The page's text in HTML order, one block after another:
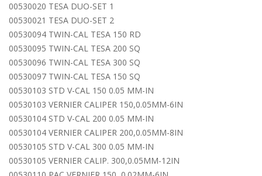
00530020 TESA DUO-SET 1
00530021 TESA DUO-SET 2
00530094 TWIN-CAL TESA 150 RD
00530095 TWIN-CAL TESA 200 SQ
00530096 TWIN-CAL TESA 300 SQ
00530097 TWIN-CAL TESA 150 SQ
00530103 STD V-CAL 150 0.05 MM-IN
00530103 VERNIER CALIPER 150,0.05MM-6IN
00530104 STD V-CAL 200 0.05 MM-IN
00530104 VERNIER CALIPER 200,0.05MM-8IN
00530105 STD V-CAL 300 0.05 MM-IN
00530105 VERNIER CALIP. 300,0.05MM-12IN